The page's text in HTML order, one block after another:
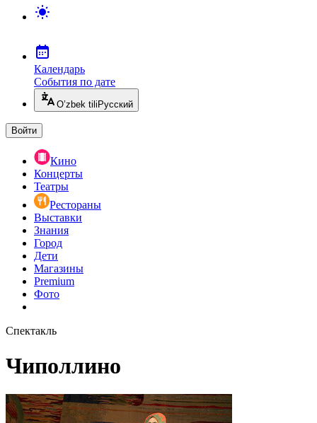
Календарь
События по дате
O’zbek tili Русский
Войти
Кино
Концерты
Театры
Рестораны
Выставки
Знания
Город
Дети
Магазины
Premium
Фото
Спектакль
Чиполлино